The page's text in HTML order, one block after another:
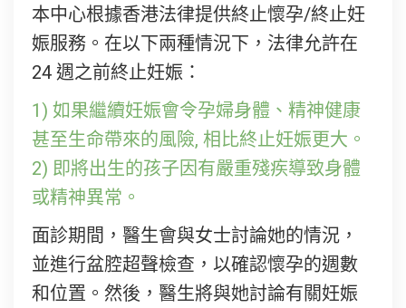
醫療設備
本中心根據香港法律提供終止懷孕/終止妊
娠服務。在以下兩種情況下，法律允許在
24 週之前終止妊娠：
1) 如果繼續妊娠會令孕婦身體、精神健康
甚至生命帶來的風險, 相比終止妊娠更大。
2) 即將出生的孩子因有嚴重殘疾導致身體
或精神異常。
面診期間，醫生會與女士討論她的情況，
並進行盆腔超聲檢查，以確認懷孕的週數
和位置。然後，醫生將與她討論有關妊娠